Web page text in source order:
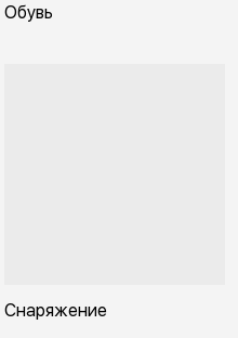
Обувь
Снаряжение